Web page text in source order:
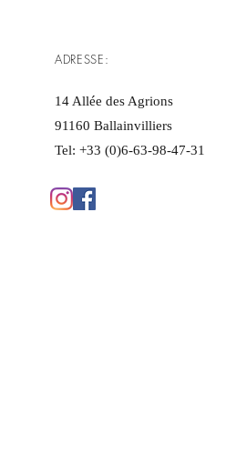
ADRESSE:
14 Allée des Agrions
91160 Ballainvilliers
Tel: +33 (0)6-63-98-47-31